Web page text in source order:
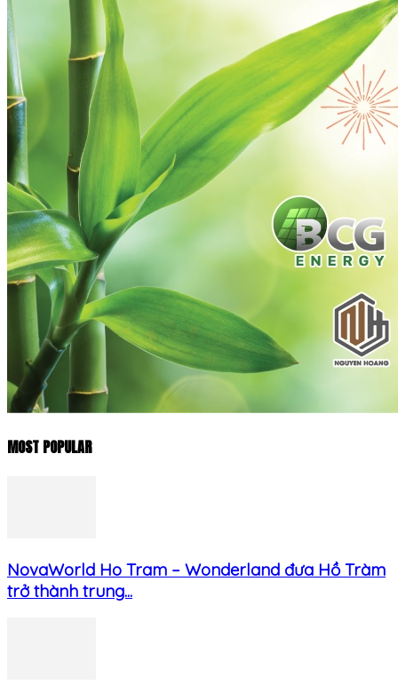
MOST POPULAR
NovaWorld Ho Tram – Wonderland đưa Hồ Tràm
trở thành trung...